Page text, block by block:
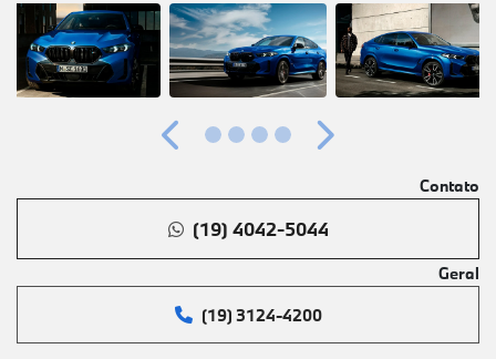
Anterior Próximo
Contato
(19) 4042-5044
Geral
(19) 3124-4200